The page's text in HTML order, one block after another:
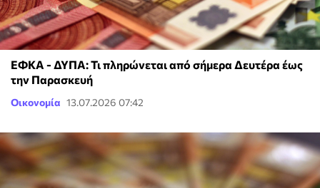
ΕΦΚΑ - ΔΥΠΑ: Τι πληρώνεται από σήμερα Δευτέρα έως
την Παρασκευή
Οικονομία 13.07.2026 07:42